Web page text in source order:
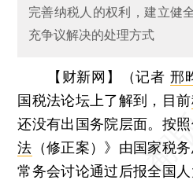
完善纳税人的权利，建立健
充争议解决的处理方式
【财新网】（记者 邢
国税法论坛上了解到，目前
还没有出国务院层面。按
法 （修正案）》由国家税
常务会讨论通过后报全国